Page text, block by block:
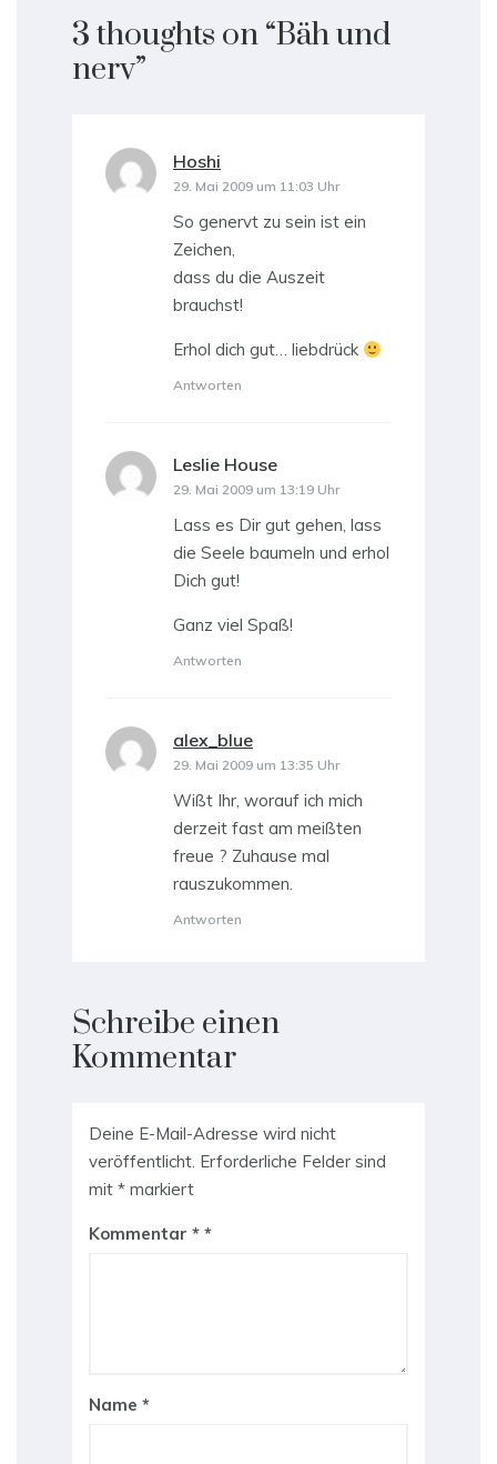
3 thoughts on “Bäh und
nerv”
Hoshi
29. Mai 2009 um 11:03 Uhr
So genervt zu sein ist ein
Zeichen,
dass du die Auszeit
brauchst!
Erhol dich gut… liebdrück
Antworten
Leslie House
29. Mai 2009 um 13:19 Uhr
Lass es Dir gut gehen, lass
die Seele baumeln und erhol
Dich gut!
Ganz viel Spaß!
Antworten
alex_blue
29. Mai 2009 um 13:35 Uhr
Wißt Ihr, worauf ich mich
derzeit fast am meißten
freue ? Zuhause mal
rauszukommen.
Antworten
Schreibe einen
Kommentar
Deine E-Mail-Adresse wird nicht
veröffentlicht. Erforderliche Felder sind
mit * markiert
Kommentar *
Name *